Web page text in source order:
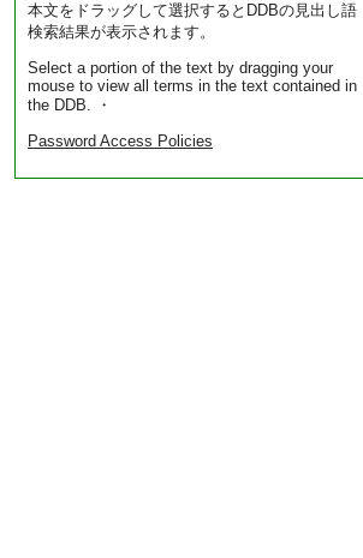
本文をドラッグして選択するとDDBの見出し語
検索結果が表示されます。
Select a portion of the text by dragging your
mouse to view all terms in the text contained in
the DDB. ・
Password Access Policies